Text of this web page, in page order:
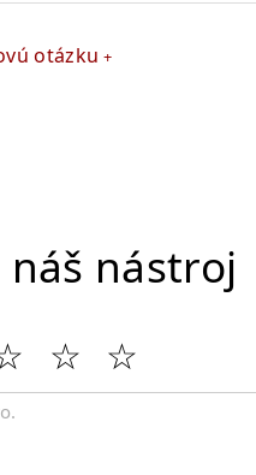
otázku
nástroj